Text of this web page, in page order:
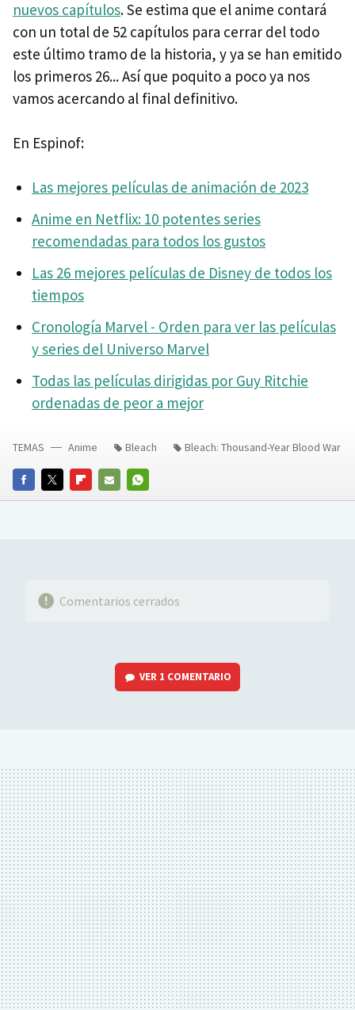
nuevos capítulos. Se estima que el anime contará
con un total de 52 capítulos para cerrar del todo
este último tramo de la historia, y ya se han emitido
los primeros 26... Así que poquito a poco ya nos
vamos acercando al final definitivo.
En Espinof:
Las mejores películas de animación de 2023
Anime en Netflix: 10 potentes series
recomendadas para todos los gustos
Las 26 mejores películas de Disney de todos los
tiempos
Cronología Marvel - Orden para ver las películas
y series del Universo Marvel
Todas las películas dirigidas por Guy Ritchie
ordenadas de peor a mejor
FACEBOOKTWITTERFLIPBOARD
E-
WHATSAPP
TEMAS Anime Bleach Bleach: Thousand-Year Blood War
Comentarios cerrados
VER 1 COMENTARIO